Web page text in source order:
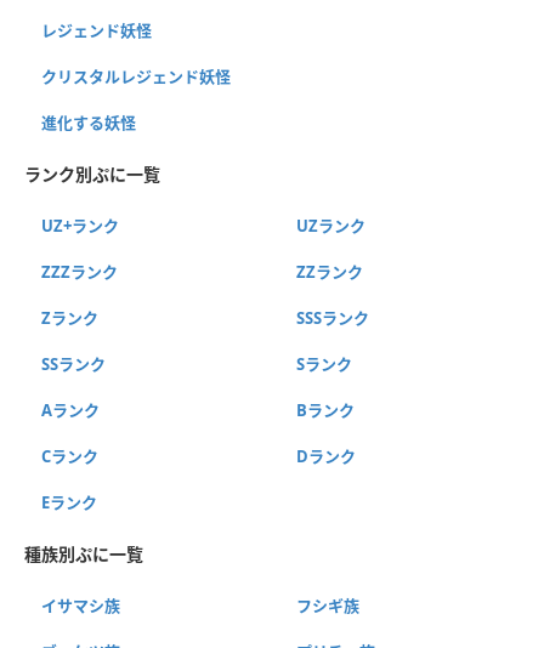
レジェンド妖怪
クリスタルレジェンド妖怪
進化する妖怪
ランク別ぷに一覧
UZ+ランク UZランク
ZZZランク ZZランク
Zランク SSSランク
SSランク Sランク
Aランク Bランク
Cランク Dランク
Eランク
種族別ぷに一覧
イサマシ族 フシギ族